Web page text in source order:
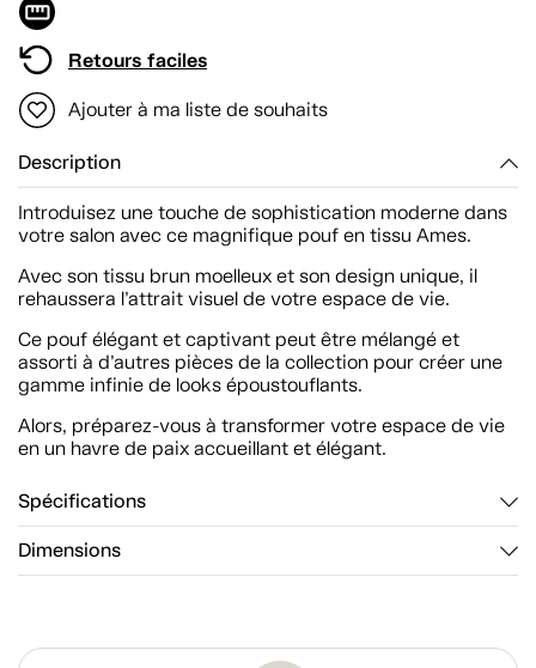
Retours faciles
Ajouter à ma liste de souhaits
Description
Introduisez une touche de sophistication moderne dans
votre salon avec ce magnifique pouf en tissu Ames.
Avec son tissu brun moelleux et son design unique, il
rehaussera l’attrait visuel de votre espace de vie.
Ce pouf élégant et captivant peut être mélangé et
assorti à d’autres pièces de la collection pour créer une
gamme infinie de looks époustouflants.
Alors, préparez-vous à transformer votre espace de vie
en un havre de paix accueillant et élégant.
Spécifications
Dimensions